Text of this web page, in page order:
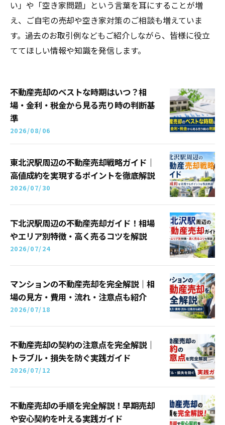
い」や「空き家問題」という言葉を耳にすることが増
え、ご自宅の売却や空き家対策のご相談も増えていま
す。過去のお取引例などもご紹介しながら、皆様に役立
ててほしい情報や知識を発信します。
不動産売却のベストな時期はいつ？相
場・金利・税金から見る売り時の判断基
準
2026/08/06
東北沢駅周辺の不動産売却戦略ガイド｜
高値成約を実現するポイントを徹底解説
2026/07/30
下北沢駅周辺の不動産売却ガイド！相場
やエリア別特徴・高く売るコツを解説
2026/07/24
マンションの不動産売却を完全解説｜相
場の見方・費用・流れ・注意点も紹介
2026/07/18
不動産売却の契約の注意点を完全解説｜
トラブル・損失を防ぐ実践ガイド
2026/07/12
不動産売却の手順を完全解説！早期売却
や安心契約を叶える実践ガイド